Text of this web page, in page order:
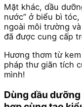
Mặt khác, dầu
nước” ở biểu bì
ngoài môi trường
đã được cung cấp
Hương thơm từ
pháp thư giãn tích
mình!
Dùng dầu